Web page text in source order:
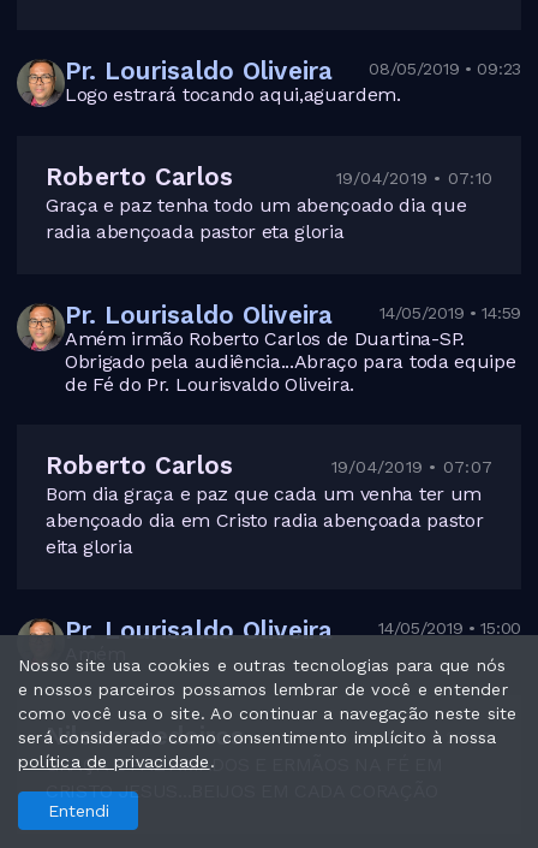
Pr. Lourisaldo Oliveira 08/05/2019 • 09:23
Logo estrará tocando aqui,aguardem.
Roberto Carlos 19/04/2019 • 07:10
Graça e paz tenha todo um abençoado dia que
radia abençoada pastor eta gloria
Pr. Lourisaldo Oliveira 14/05/2019 • 14:59
Amém irmão Roberto Carlos de Duartina-SP.
Obrigado pela audiência...Abraço para toda equipe
de Fé do Pr. Lourisvaldo Oliveira.
Roberto Carlos 19/04/2019 • 07:07
Bom dia graça e paz que cada um venha ter um
abençoado dia em Cristo radia abençoada pastor
eita gloria
Pr. Lourisaldo Oliveira 14/05/2019 • 15:00
Amém
Nilson medeiros 18/04/2019 • 23:08
GRAÇA E PAZ AMADOS E ERMÃOS NA FÉ EM
CRISTO JESUS...BEIJOS EM CADA CORAÇÃO
Nosso site usa cookies e outras tecnologias para que nós
e nossos parceiros possamos lembrar de você e entender
como você usa o site. Ao continuar a navegação neste site
será considerado como consentimento implícito à nossa
política de privacidade.
Entendi